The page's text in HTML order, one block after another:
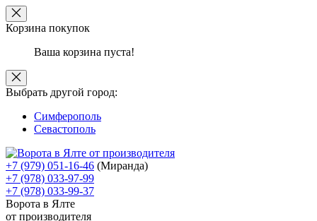
Корзина покупок
Ваша корзина пуста!
Выбрать другой город:
Симферополь
Севастополь
+7 (979) 051-16-46 (Миранда)
+7 (978) 033-97-99
+7 (978) 033-99-37
Ворота в Ялте
от производителя